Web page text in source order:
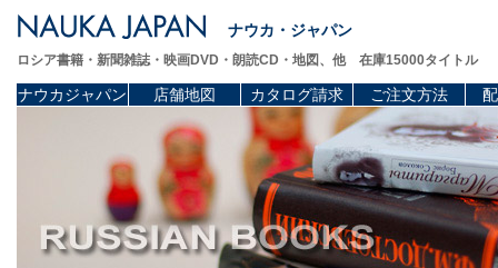
ナウカ・ジャパン
ロシア書籍・新聞雑誌・映画DVD・朗読CD・地図、他 在庫15000タイトル
ナウカジャパン 店舗地図 カタログ請求 ご注文方法